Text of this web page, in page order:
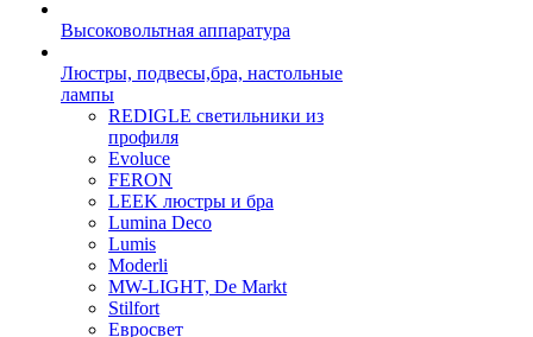
Высоковольтная аппаратура
Люстры, подвесы,бра, настольные
лампы
REDIGLE светильники из
профиля
Evoluce
FERON
LEEK люстры и бра
Lumina Deco
Lumis
Moderli
MW-LIGHT, De Markt
Stilfort
Евросвет